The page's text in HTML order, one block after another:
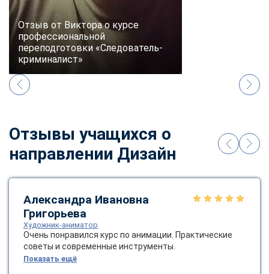
Отзыв от Виктора о курсе
профессиональной
переподготовки «Следователь-
криминалист»
Отзывы учащихся о
направлении Дизайн
Александра Ивановна
Григорьева
Художник-аниматор
Очень понравился курс по анимации. Практические
советы и современные инструменты.
Показать ещё
online
Мессенджеры
Свяжитесь с нами через любой удобный мессенджер!